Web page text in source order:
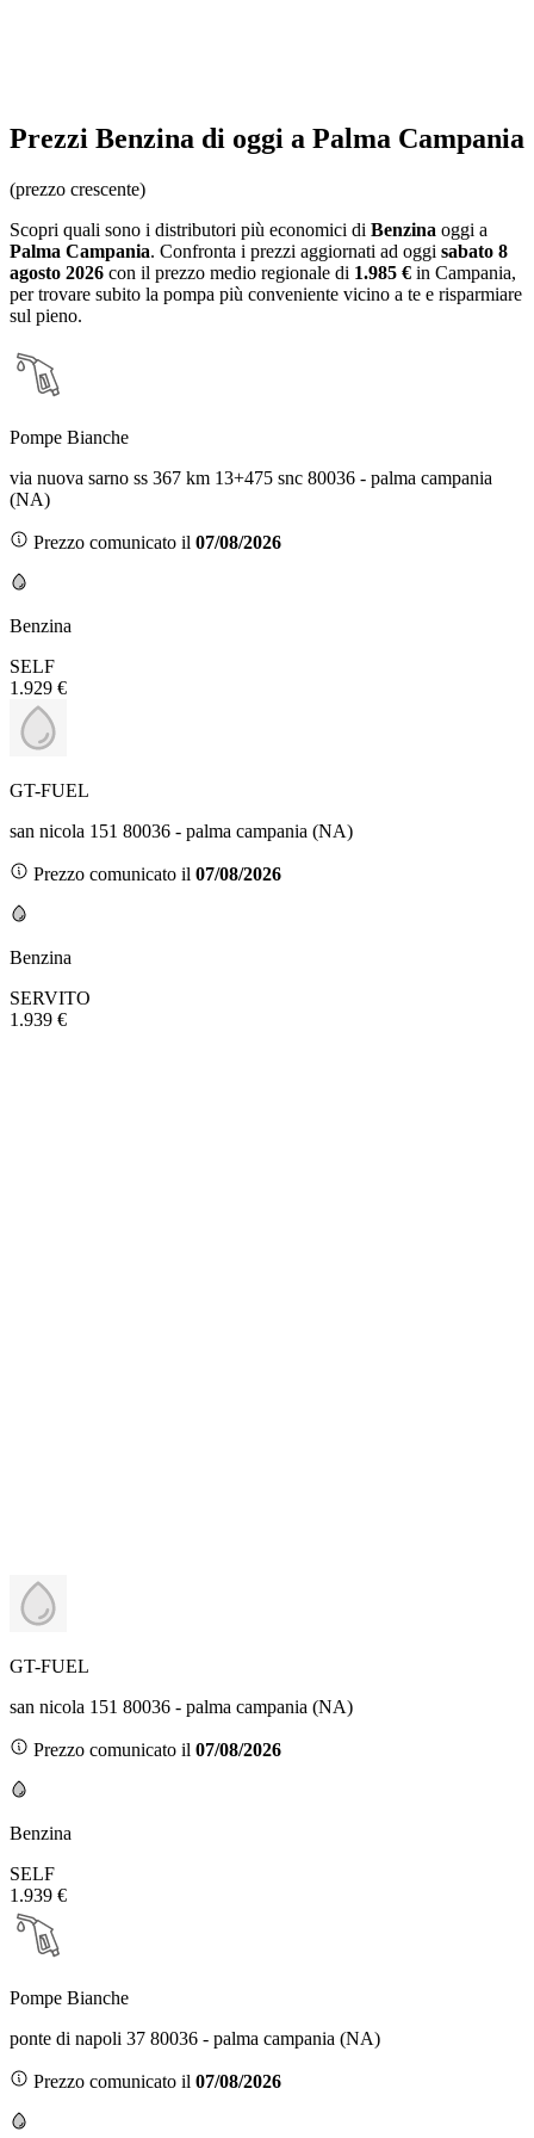
Prezzi Benzina di oggi a Palma Campania
(prezzo crescente)
Scopri quali sono i distributori più economici di Benzina oggi a
Palma Campania. Confronta i prezzi aggiornati ad oggi sabato 8
agosto 2026 con il prezzo medio regionale di 1.985 € in Campania,
per trovare subito la pompa più conveniente vicino a te e risparmiare
sul pieno.
Pompe Bianche
via nuova sarno ss 367 km 13+475 snc 80036 - palma campania
(NA)
Prezzo comunicato il 07/08/2026
Benzina
SELF
1.929 €
GT-FUEL
san nicola 151 80036 - palma campania (NA)
Prezzo comunicato il 07/08/2026
Benzina
SERVITO
1.939 €
GT-FUEL
san nicola 151 80036 - palma campania (NA)
Prezzo comunicato il 07/08/2026
Benzina
SELF
1.939 €
Pompe Bianche
ponte di napoli 37 80036 - palma campania (NA)
Prezzo comunicato il 07/08/2026